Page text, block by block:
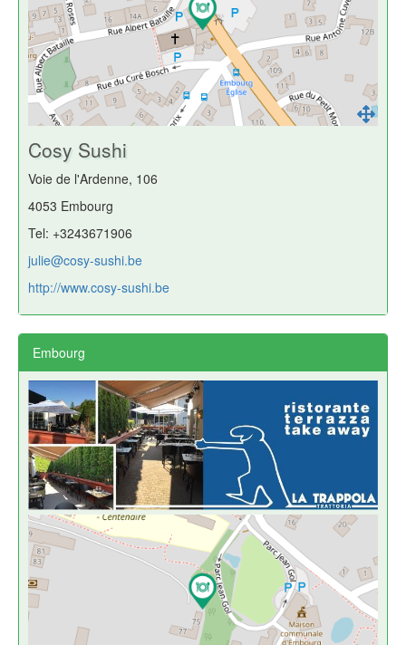
Cosy Sushi
Voie de l'Ardenne, 106
4053 Embourg
Tel: +3243671906
julie@cosy-sushi.be
http://www.cosy-sushi.be
Embourg